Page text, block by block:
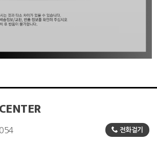
전화걸기